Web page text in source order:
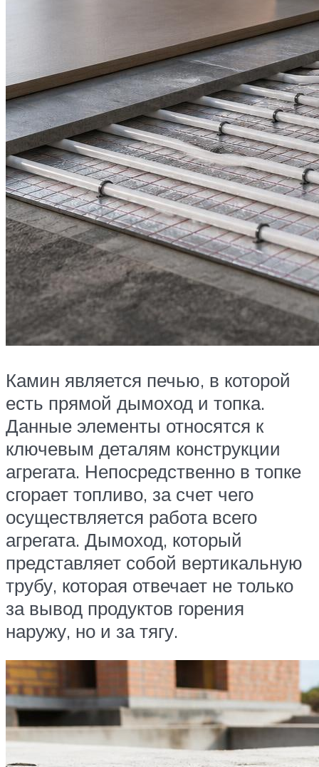
Камин является печью, в которой
есть прямой дымоход и топка.
Данные элементы относятся к
ключевым деталям конструкции
агрегата. Непосредственно в топке
сгорает топливо, за счет чего
осуществляется работа всего
агрегата. Дымоход, который
представляет собой вертикальную
трубу, которая отвечает не только
за вывод продуктов горения
наружу, но и за тягу.